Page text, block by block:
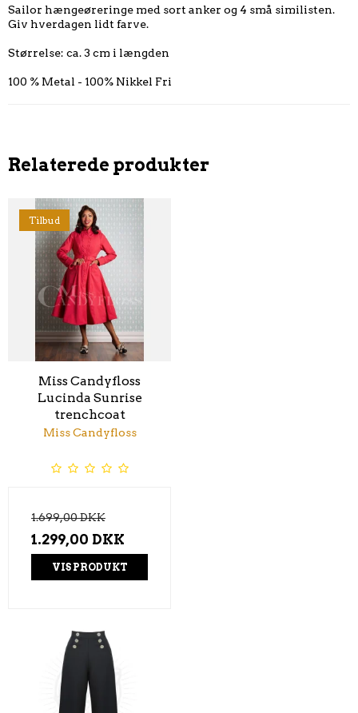
Sailor hængeøreringe med sort anker og 4 små similisten.
Giv hverdagen lidt farve.
Størrelse: ca. 3 cm i længden
100 % Metal - 100% Nikkel Fri
Relaterede produkter
Tilbud
Miss Candyfloss
Lucinda Sunrise
trenchcoat
Miss Candyfloss
1.699,00 DKK
1.299,00 DKK
VIS PRODUKT